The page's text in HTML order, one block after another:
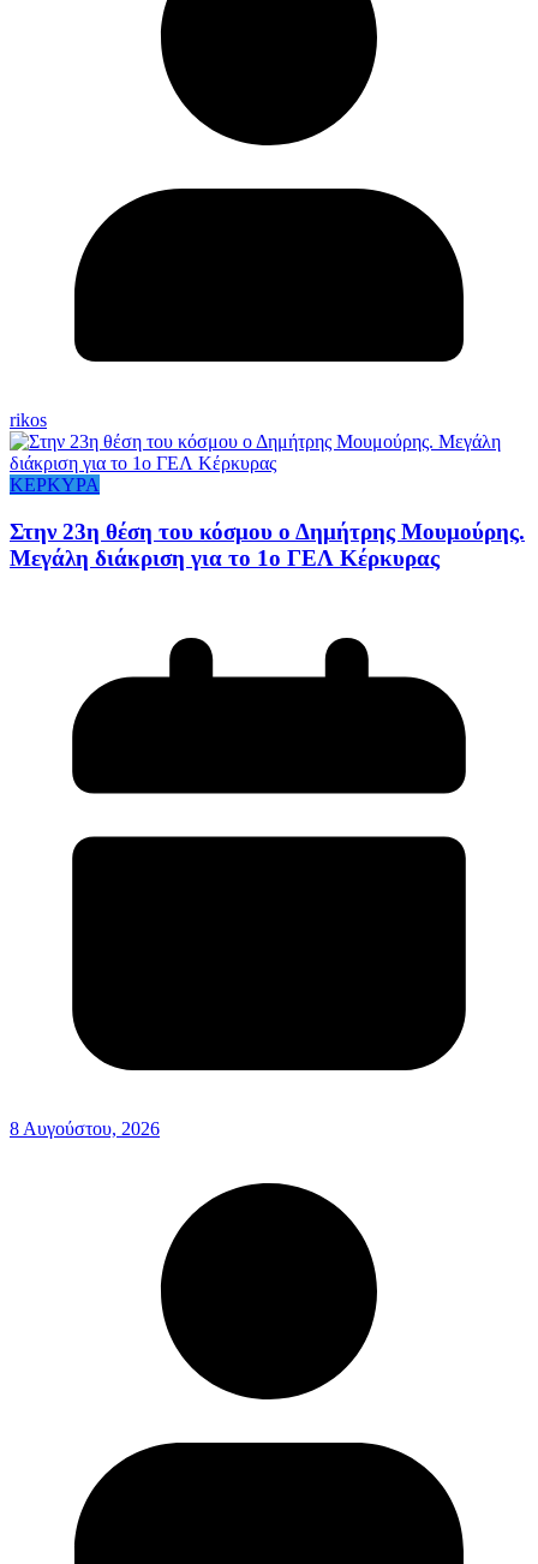
rikos
ΚΕΡΚΥΡΑ
Στην 23η θέση του κόσμου ο Δημήτρης Μουμούρης.
Μεγάλη διάκριση για το 1ο ΓΕΛ Κέρκυρας
8 Αυγούστου, 2026